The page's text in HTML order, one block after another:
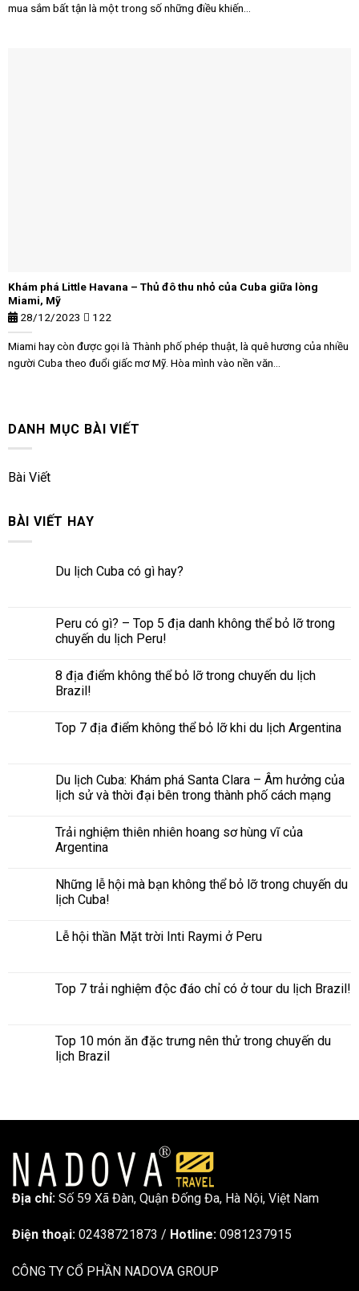
mua sắm bất tận là một trong số những điều khiến...
Khám phá Little Havana – Thủ đô thu nhỏ của Cuba giữa lòng
Miami, Mỹ
28/12/2023
122
Miami hay còn được gọi là Thành phố phép thuật, là quê hương của nhiều
người Cuba theo đuổi giấc mơ Mỹ. Hòa mình vào nền văn...
DANH MỤC BÀI VIẾT
Bài Viết
BÀI VIẾT HAY
Du lịch Cuba có gì hay?
Peru có gì? – Top 5 địa danh không thể bỏ lỡ trong
chuyến du lịch Peru!
8 địa điểm không thể bỏ lỡ trong chuyến du lịch
Brazil!
Top 7 địa điểm không thể bỏ lỡ khi du lịch Argentina
Du lịch Cuba: Khám phá Santa Clara – Âm hưởng của
lịch sử và thời đại bên trong thành phố cách mạng
Trải nghiệm thiên nhiên hoang sơ hùng vĩ của
Argentina
Những lễ hội mà bạn không thể bỏ lỡ trong chuyến du
lịch Cuba!
Lễ hội thần Mặt trời Inti Raymi ở Peru
Top 7 trải nghiệm độc đáo chỉ có ở tour du lịch Brazil!
Top 10 món ăn đặc trưng nên thử trong chuyến du
lịch Brazil
Địa chỉ: Số 59 Xã Đàn, Quận Đống Đa, ​​Hà Nội, Việt Nam
Điện thoại: 02438721873 / Hotline: 0981237915
CÔNG TY CỔ PHẦN NADOVA GROUP